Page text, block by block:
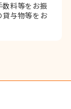
料等をお振
与物等をお